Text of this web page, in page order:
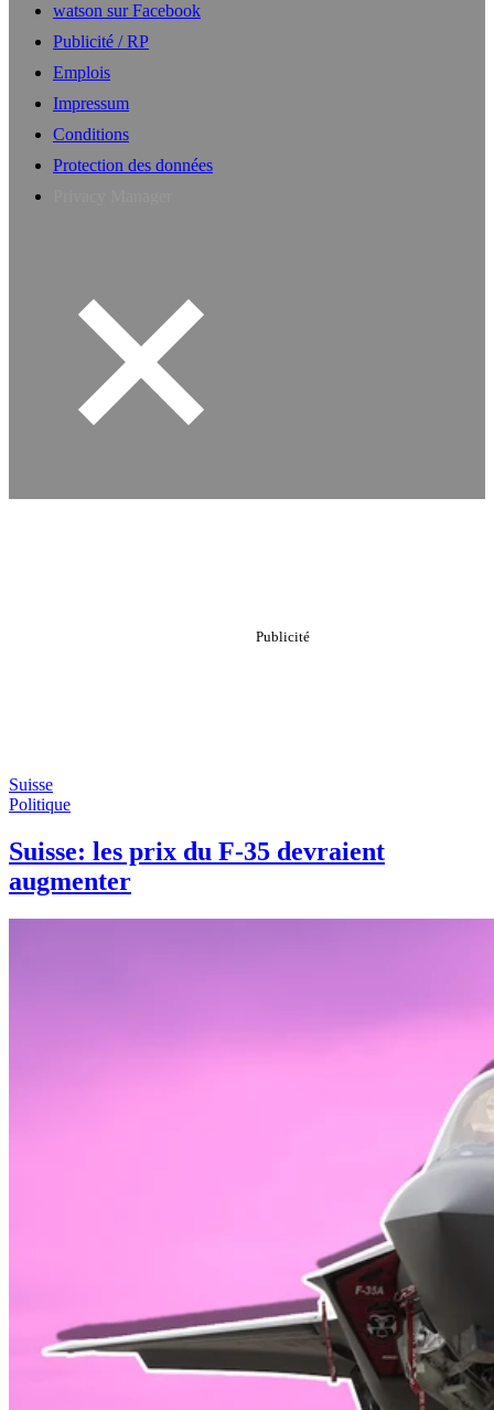
watson sur Facebook
Publicité / RP
Emplois
Impressum
Conditions
Protection des données
Suisse
Politique
Suisse: les prix du F-35 devraient
augmenter